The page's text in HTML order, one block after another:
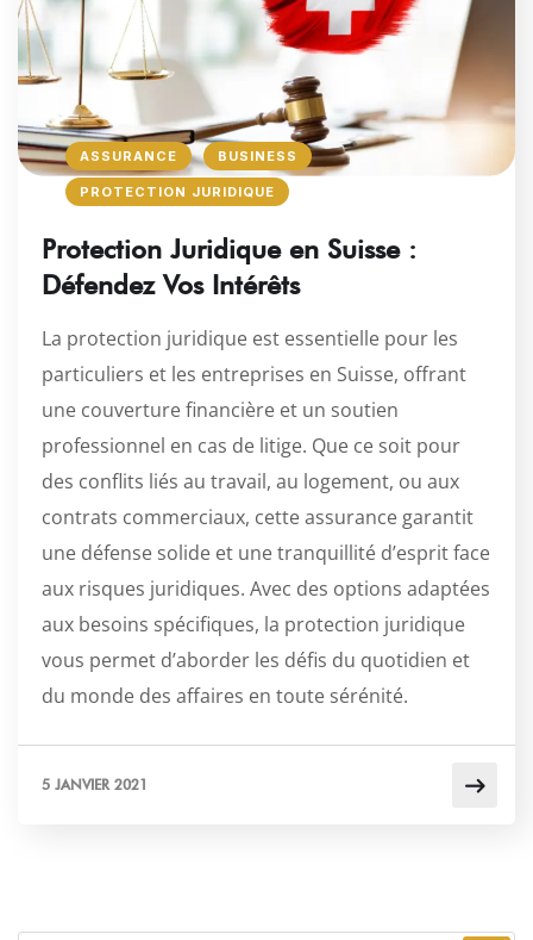
ASSURANCE BUSINESS
PROTECTION JURIDIQUE
Protection Juridique en Suisse :
Défendez Vos Intérêts
La protection juridique est essentielle pour les
particuliers et les entreprises en Suisse, offrant
une couverture financière et un soutien
professionnel en cas de litige. Que ce soit pour
des conflits liés au travail, au logement, ou aux
contrats commerciaux, cette assurance garantit
une défense solide et une tranquillité d’esprit face
aux risques juridiques. Avec des options adaptées
aux besoins spécifiques, la protection juridique
vous permet d’aborder les défis du quotidien et
du monde des affaires en toute sérénité.
5 JANVIER 2021